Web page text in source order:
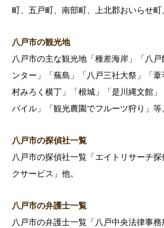
町、五戸町、南部町、上北郡おいらせ町
八戸市の観光地
八戸市の主な観光地「種差海岸」「八
ンター」「蕪島」「八戸三社大祭」「
村みろく横丁」「根城」「是川縄文館
バイル」「観光農園でフルーツ狩り」等
八戸市の探偵社一覧
八戸市の探偵社一覧「エイトリサーチ
クサービス」他。
八戸市の弁護士一覧
八戸市の弁護士一覧「八戸中央法律事